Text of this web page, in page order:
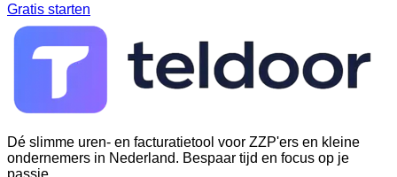
Gratis starten
Dé slimme uren- en facturatietool voor ZZP'ers en kleine
ondernemers in Nederland. Bespaar tijd en focus op je
passie.